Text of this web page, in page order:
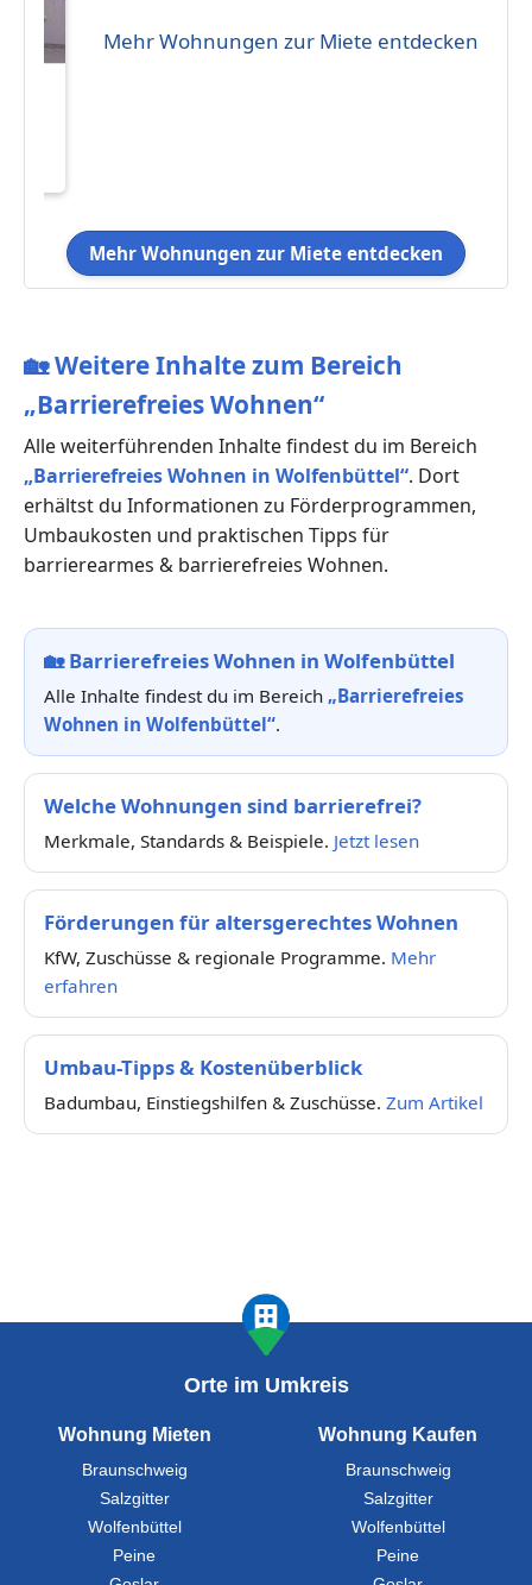
Mehr Wohnungen zur Miete entdecken
Mehr Wohnungen zur Miete entdecken
🏡Weitere Inhalte zum Bereich
„Barrierefreies Wohnen“
Alle weiterführenden Inhalte findest du im Bereich
„Barrierefreies Wohnen in Wolfenbüttel“. Dort
erhältst du Informationen zu Förderprogrammen,
Umbaukosten und praktischen Tipps für
barrierearmes & barrierefreies Wohnen.
🏡Barrierefreies Wohnen in Wolfenbüttel
Alle Inhalte findest du im Bereich „Barrierefreies
Wohnen in Wolfenbüttel“.
Welche Wohnungen sind barrierefrei?
Merkmale, Standards & Beispiele. Jetzt lesen
Förderungen für altersgerechtes Wohnen
KfW, Zuschüsse & regionale Programme. Mehr
erfahren
Umbau-Tipps & Kostenüberblick
Badumbau, Einstiegshilfen & Zuschüsse. Zum Artikel
Orte im Umkreis
Wohnung Mieten
Braunschweig
Salzgitter
Wolfenbüttel
Peine
Wohnung Kaufen
Braunschweig
Salzgitter
Wolfenbüttel
Peine